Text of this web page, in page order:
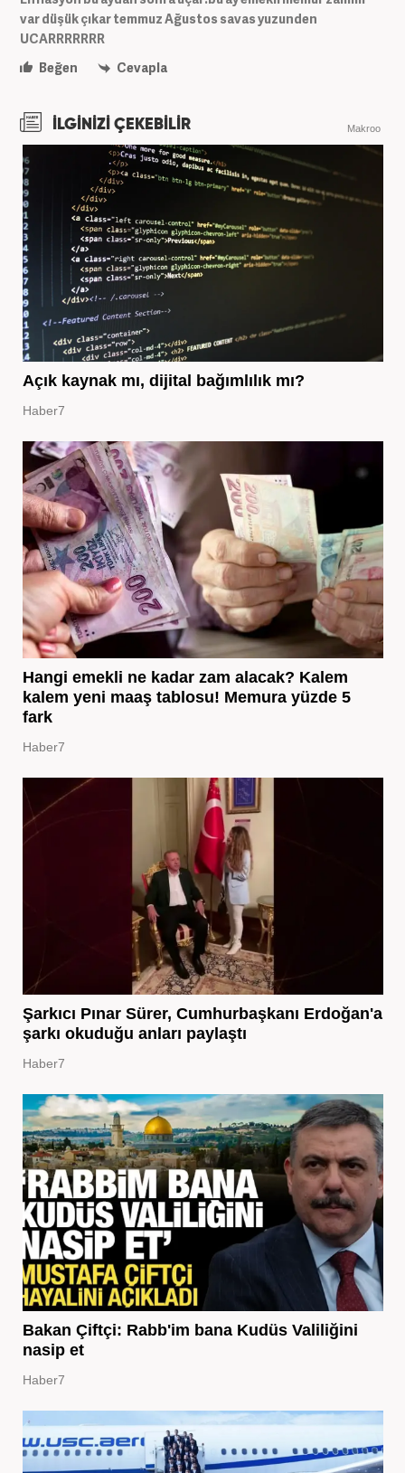
var düşük çıkar temmuz Ağustos savas yuzunden
UCARRRRRRR
Beğen
Cevapla
İLGİNİZİ ÇEKEBİLİR Makroo
Açık kaynak mı, dijital bağımlılık mı?
Haber7
Hangi emekli ne kadar zam alacak? Kalem
kalem yeni maaş tablosu! Memura yüzde 5
fark
Haber7
Şarkıcı Pınar Sürer, Cumhurbaşkanı Erdoğan'a
şarkı okuduğu anları paylaştı
Haber7
Bakan Çiftçi: Rabb'im bana Kudüs Valiliğini
nasip et
Haber7